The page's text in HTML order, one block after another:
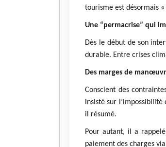
tourisme est désormais
Une “permacrise” qui
Dès le début de son
durable. Entre crises
Des marges de
Conscient des
insisté sur
il résumé.
Pour autant, il a
paiement des charges